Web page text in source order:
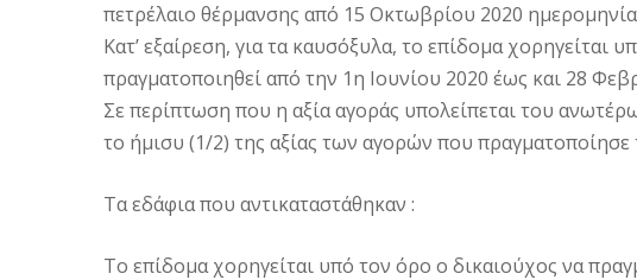
πετρέλαιο θέρμανσης από 15 Οκτωβρίου 2020
Κατ’ εξαίρεση, για τα καυσόξυλα, το επίδομα χορηγείται
πραγματοποιηθεί από την 1η Ιουνίου 2020 έως και 28
Σε περίπτωση που η αξία αγοράς υπολείπεται του
το ήμισυ (1/2) της αξίας των αγορών που πραγματοποίησε
Τα εδάφια που αντικαταστάθηκαν :
Το επίδομα χορηγείται υπό τον όρο ο δικαιούχος να